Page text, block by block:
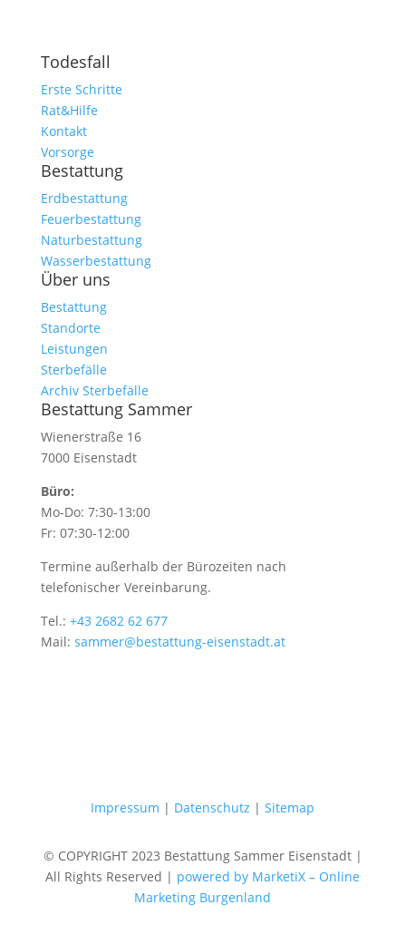
Todesfall
Erste Schritte
Rat&Hilfe
Kontakt
Vorsorge
Bestattung
Erdbestattung
Feuerbestattung
Naturbestattung
Wasserbestattung
Über uns
Bestattung
Standorte
Leistungen
Sterbefälle
Archiv Sterbefälle
Bestattung Sammer
Wienerstraße 16
7000 Eisenstadt
Büro:
Mo-Do: 7:30-13:00
Fr: 07:30-12:00
Termine außerhalb der Bürozeiten nach
telefonischer Vereinbarung.
Tel.: +43 2682 62 677
Mail: sammer@bestattung-eisenstadt.at
Impressum | Datenschutz |Sitemap
© COPYRIGHT 2023 Bestattung Sammer Eisenstadt |
All Rights Reserved | powered by MarketiX – Online
Marketing Burgenland